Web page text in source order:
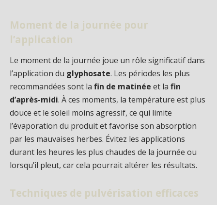
Moment de la journée pour
l’application
Le moment de la journée joue un rôle significatif dans
l’application du glyphosate. Les périodes les plus
recommandées sont la fin de matinée et la fin
d’après-midi. À ces moments, la température est plus
douce et le soleil moins agressif, ce qui limite
l’évaporation du produit et favorise son absorption
par les mauvaises herbes. Évitez les applications
durant les heures les plus chaudes de la journée ou
lorsqu’il pleut, car cela pourrait altérer les résultats.
Techniques de pulvérisation efficaces